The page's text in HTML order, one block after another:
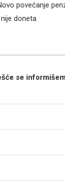
povećanje
doneta
se